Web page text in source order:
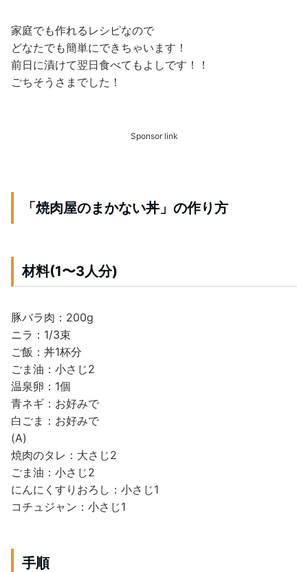
家庭でも作れるレシピなので
どなたでも簡単にできちゃいます！
前日に漬けて翌日食べてもよしです！！
ごちそうさまでした！
Sponsor link
「焼肉屋のまかない丼」の作り方
材料(1〜3人分)
豚バラ肉：200g
ニラ：1/3束
ご飯：丼1杯分
ごま油：小さじ2
温泉卵：1個
青ネギ：お好みで
白ごま：お好みで
(A)
焼肉のタレ：大さじ2
ごま油：小さじ2
にんにくすりおろし：小さじ1
コチュジャン：小さじ1
手順